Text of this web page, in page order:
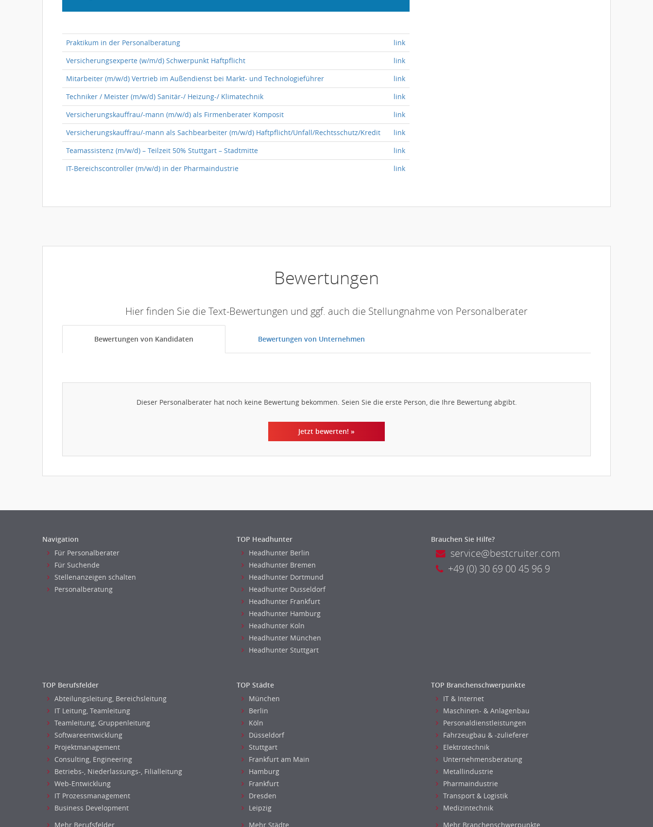
Praktikum in der Personalberatung
link
Versicherungsexperte (w/m/d) Schwerpunkt Haftpflicht
link
Mitarbeiter (m/w/d) Vertrieb im Außendienst bei Markt- und Technologieführer
link
Techniker / Meister (m/w/d) Sanitär-/ Heizung-/ Klimatechnik
link
Versicherungskauffrau/-mann (m/w/d) als Firmenberater Komposit
link
Versicherungskauffrau/-mann als Sachbearbeiter (m/w/d) Haftpflicht/Unfall/Rechtsschutz/Kredit
link
Teamassistenz (m/w/d) – Teilzeit 50% Stuttgart – Stadtmitte
link
IT-Bereichscontroller (m/w/d) in der Pharmaindustrie
link
Bewertungen
Hier finden Sie die Text-Bewertungen und ggf. auch die Stellungnahme von Personalberater
Bewertungen von Kandidaten Bewertungen von Unternehmen
Dieser Personalberater hat noch keine Bewertung bekommen. Seien Sie die erste Person, die Ihre Bewertung abgibt.
Jetzt bewerten! »
Navigation
Für Personalberater
Für Suchende
Stellenanzeigen schalten
Personalberatung
TOP Headhunter
Headhunter Berlin
Headhunter Bremen
Headhunter Dortmund
Headhunter Dusseldorf
Headhunter Frankfurt
Headhunter Hamburg
Headhunter Koln
Headhunter München
Headhunter Stuttgart
Brauchen Sie Hilfe?
service@bestcruiter.com
+49 (0) 30 69 00 45 96 9
TOP Berufsfelder
Abteilungsleitung, Bereichsleitung
IT Leitung, Teamleitung
Teamleitung, Gruppenleitung
Softwareentwicklung
Projektmanagement
Consulting, Engineering
Betriebs-, Niederlassungs-, Filialleitung
Web-Entwicklung
IT Prozessmanagement
Business Development
Mehr Berufsfelder
TOP Städte
München
Berlin
Köln
Düsseldorf
Stuttgart
Frankfurt am Main
Hamburg
Frankfurt
Dresden
Leipzig
Mehr Städte
TOP Branchenschwerpunkte
IT & Internet
Maschinen- & Anlagenbau
Personaldienstleistungen
Fahrzeugbau & -zulieferer
Elektrotechnik
Unternehmensberatung
Metallindustrie
Pharmaindustrie
Transport & Logistik
Medizintechnik
Mehr Branchenschwerpunkte